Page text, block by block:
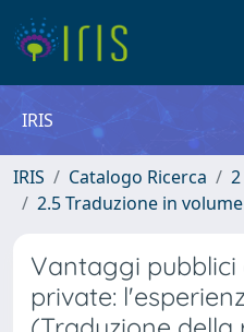
IRIS
IRIS Catalogo Ricerca
2.5 Traduzione in volume
Vantaggi pubblici
private: